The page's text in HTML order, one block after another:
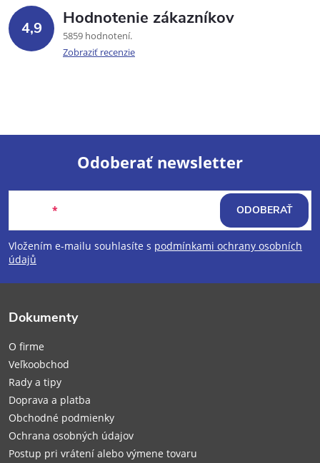
4,9 Hodnotenie zákazníkov
5859 hodnotení
Zobraziť recenzie
Z
á
p
e
Odoberať newsletter
Vložením e-mailu souhlasíte s podmínkami ochrany osobních
údajů
ODOBERAŤ
Dokumenty
O firme
Veľkoobchod
Rady a tipy
Doprava a platba
Obchodné podmienky
Ochrana osobných údajov
Postup pri vrátení alebo výmene tovaru